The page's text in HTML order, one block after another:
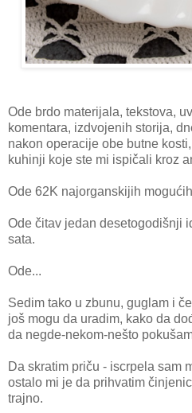
Ode brdo materijala, tekstova,
komentara, izdvojenih storija,
nakon operacije obe butne
kuhinji koje ste mi ispičali kroz
Ode 62K najorganskijih
Ode čitav jedan desetogodišnji
sata.
Ode...
Sedim tako u zbunu, guglam i
još mogu da uradim, kako da
da negde-nekom-nešto
Da skratim priču - iscrpela sam
ostalo mi je da prihvatim
trajno.